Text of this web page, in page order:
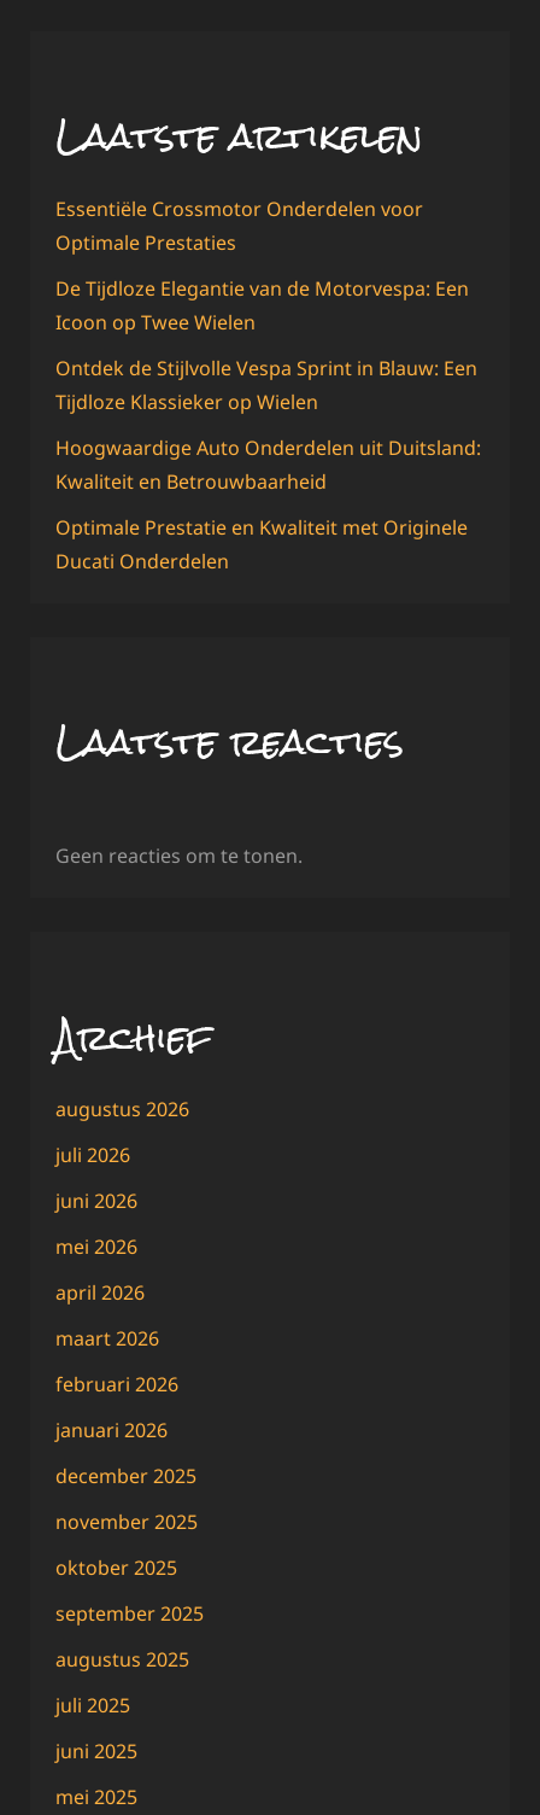
Laatste artikelen
Essentiële Crossmotor Onderdelen voor
Optimale Prestaties
De Tijdloze Elegantie van de Motorvespa: Een
Icoon op Twee Wielen
Ontdek de Stijlvolle Vespa Sprint in Blauw: Een
Tijdloze Klassieker op Wielen
Hoogwaardige Auto Onderdelen uit Duitsland:
Kwaliteit en Betrouwbaarheid
Optimale Prestatie en Kwaliteit met Originele
Ducati Onderdelen
Laatste reacties
Geen reacties om te tonen.
Archief
augustus 2026
juli 2026
juni 2026
mei 2026
april 2026
maart 2026
februari 2026
januari 2026
december 2025
november 2025
oktober 2025
september 2025
augustus 2025
juli 2025
juni 2025
mei 2025